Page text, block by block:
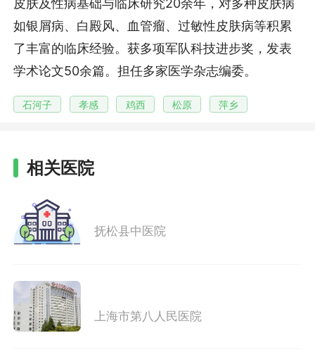
皮肤及性病基础与临床研究20余年，对多种皮肤病
如银屑病、白殿风、血管瘤、过敏性皮肤病等积累
了丰富的临床经验。获多项军队科技进步奖，发表
学术论文50余篇。担任多家医学杂志编委。
石河子 孝感 鸡西 松原 萍乡
相关医院
抚松县中医院
上海市第八人民医院